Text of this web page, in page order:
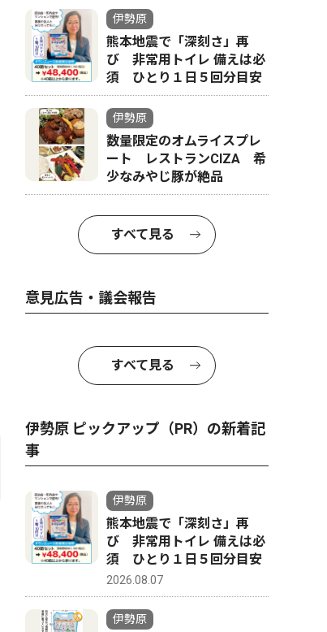
伊勢原
熊本地震で「深刻さ」再
び 非常用トイレ 備えは必
須 ひとり１日５回分目安
伊勢原
数量限定のオムライスプレ
ート レストランCIZA 希
少なみやじ豚が絶品
すべて見る
意見広告・議会報告
すべて見る
伊勢原 ピックアップ（PR）の新着記
事
伊勢原
熊本地震で「深刻さ」再
び 非常用トイレ 備えは必
須 ひとり１日５回分目安
2026.08.07
伊勢原